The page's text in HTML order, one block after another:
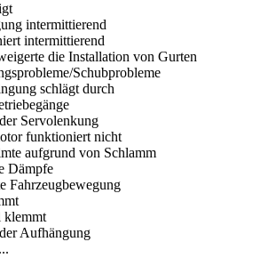
intermittierend
intermittierend
die Installation von Gurten
Schubprobleme
schlägt durch
Servolenkung
funktioniert nicht
aufgrund von Schlamm
Dämpfe
Fahrzeugbewegung
klemmt
Aufhängung